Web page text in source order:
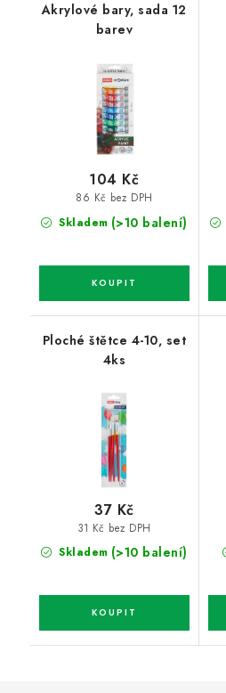
Akrylové bary, sada 12
barev
Skladem (>10 balení)
86 Kč bez DPH
104 Kč
Ploché štětce 4-10, set
4ks
Skladem (>10 balení)
31 Kč bez DPH
37 Kč